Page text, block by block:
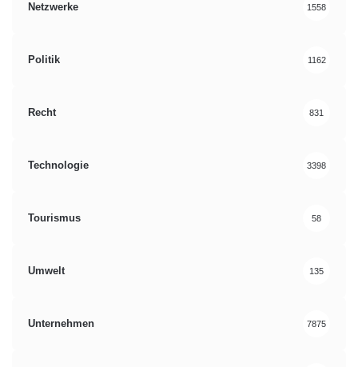
Netzwerke 1558
Politik 1162
Recht 831
Technologie 3398
Tourismus 58
Umwelt 135
Unternehmen 7875